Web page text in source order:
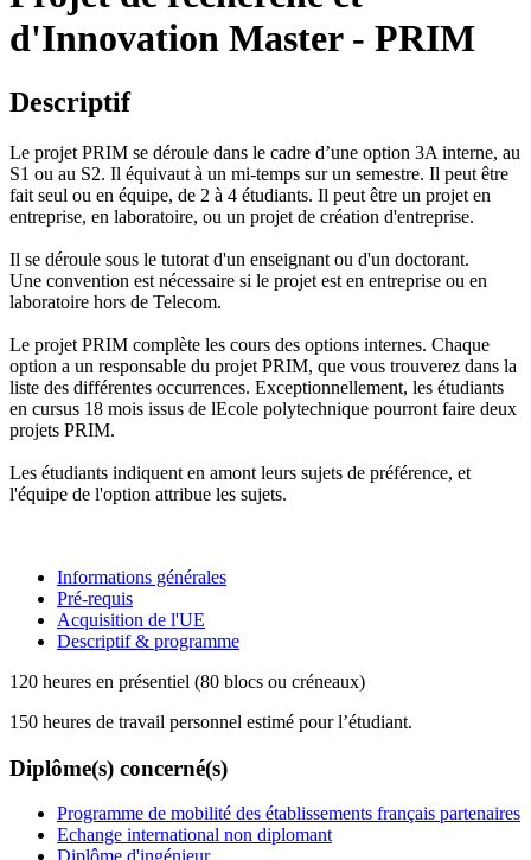
d'Innovation Master - PRIM
Descriptif
Le projet PRIM se déroule dans le cadre d’une option 3A interne, au
S1 ou au S2. Il équivaut à un mi-temps sur un semestre. Il peut être
fait seul ou en équipe, de 2 à 4 étudiants. Il peut être un projet en
entreprise, en laboratoire, ou un projet de création d'entreprise.
Il se déroule sous le tutorat d'un enseignant ou d'un doctorant.
Une convention est nécessaire si le projet est en entreprise ou en
laboratoire hors de Telecom.
Le projet PRIM complète les cours des options internes. Chaque
option a un responsable du projet PRIM, que vous trouverez dans la
liste des différentes occurrences. Exceptionnellement, les étudiants
en cursus 18 mois issus de lEcole polytechnique pourront faire deux
projets PRIM.
Les étudiants indiquent en amont leurs sujets de préférence, et
l'équipe de l'option attribue les sujets.
Informations générales
Pré-requis
Acquisition de l'UE
Descriptif & programme
120 heures en présentiel (80 blocs ou créneaux)
150 heures de travail personnel estimé pour l’étudiant.
Diplôme(s) concerné(s)
Programme de mobilité des établissements français partenaires
Echange international non diplomant